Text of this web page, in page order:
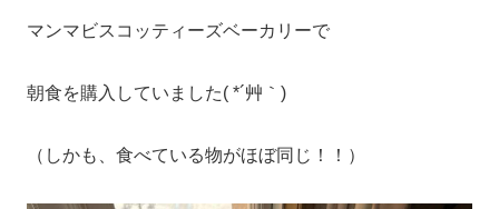
マンマビスコッティーズベーカリーで
朝食を購入していました( *´艸｀)
（しかも、食べている物がほぼ同じ！！）